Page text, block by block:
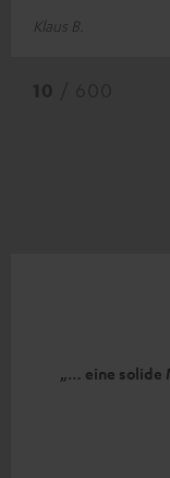
Klaus B.
„… eine solide